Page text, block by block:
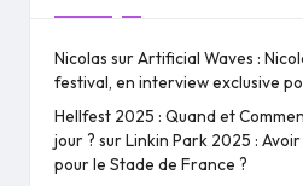
Nicolas surArtificial Waves :
festival, en interview exclusive
Hellfest 2025 : Quand et
jour ? surLinkin Park 2025 : Avoir
pour le Stade de France ?